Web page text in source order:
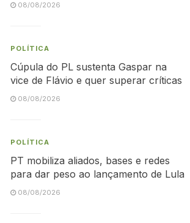
08/08/2026
POLÍTICA
Cúpula do PL sustenta Gaspar na
vice de Flávio e quer superar críticas
08/08/2026
POLÍTICA
PT mobiliza aliados, bases e redes
para dar peso ao lançamento de Lula
08/08/2026